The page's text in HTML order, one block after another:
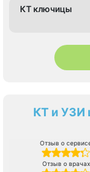
КТ ключицы
КТ и УЗИ
Отзыв о
Отзыв о врачах